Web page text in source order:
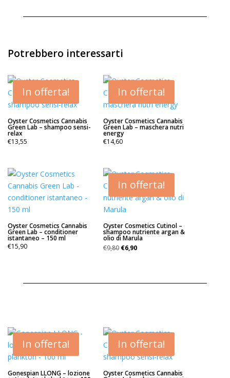
Potrebbero interessarti
In offerta!
Oyster Cosmetics Cannabis
Green Lab – shampoo sensi-
relax
€13,55
In offerta!
Oyster Cosmetics Cannabis
Green Lab – maschera nutri
energy
€14,60
Oyster Cosmetics Cannabis
Green Lab – conditioner
istantaneo – 150 ml
€15,90
In offerta!
Oyster Cosmetics Cutinol –
shampoo nutriente argan &
olio di Marula
€9,80 Il
€6,90Il
In offerta!
Gonespian LLONG – lozione
In offerta!
Oyster Cosmetics Cannabis